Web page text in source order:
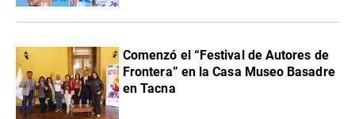
Comenzó el “Festival de Autores de
Frontera” en la Casa Museo Basadre
en Tacna